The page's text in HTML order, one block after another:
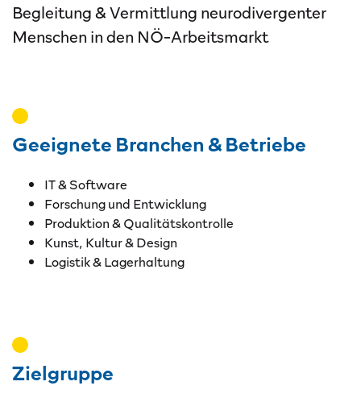
Begleitung & Vermittlung neurodivergenter
Menschen in den NÖ-Arbeitsmarkt
Geeignete Branchen & Betriebe
IT & Software
Forschung und Entwicklung
Produktion & Qualitätskontrolle
Kunst, Kultur & Design
Logistik & Lagerhaltung
Zielgruppe